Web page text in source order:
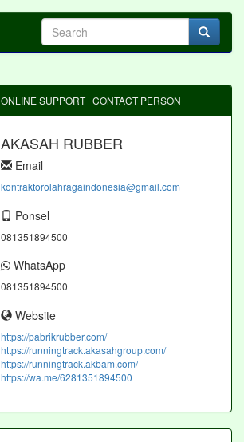
ONLINE SUPPORT | CONTACT PERSON
AKASAH RUBBER
Email
kontraktorolahragaindonesia@gmail.com
Ponsel
081351894500
WhatsApp
081351894500
Website
https://pabrikrubber.com/
https://runningtrack.akasahgroup.com/
https://runningtrack.akbam.com/
https://wa.me/6281351894500